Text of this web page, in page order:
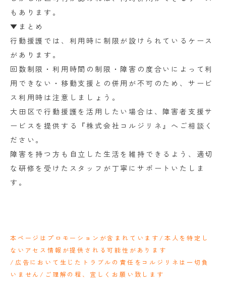
もあります。
▼まとめ
行動援護では、利用時に制限が設けられているケース
があります。
回数制限・利用時間の制限・障害の度合いによって利
用できない・移動支援との併用が不可のため、サービ
ス利用時は注意しましょう。
大田区で行動援護を活用したい場合は、障害者支援サ
ービスを提供する『株式会社コルジリネ』へご相談く
ださい。
障害を持つ方も自立した生活を維持できるよう、適切
な研修を受けたスタッフが丁寧にサポートいたしま
す。
本ページはプロモーションが含まれています/本人を特定し
ないアセス情報が提供される可能性があります
/広告において生じたトラブルの責任をコルジリネは一切負
いません/ご理解の程、宜しくお願い致します